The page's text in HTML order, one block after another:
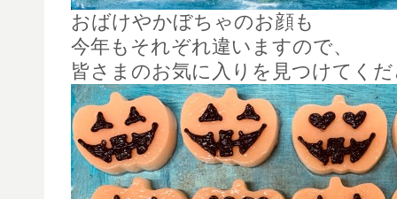
おばけやかぼちゃのお顔も
今年もそれぞれ違いますので、
皆さまのお気に入りを見つけてく